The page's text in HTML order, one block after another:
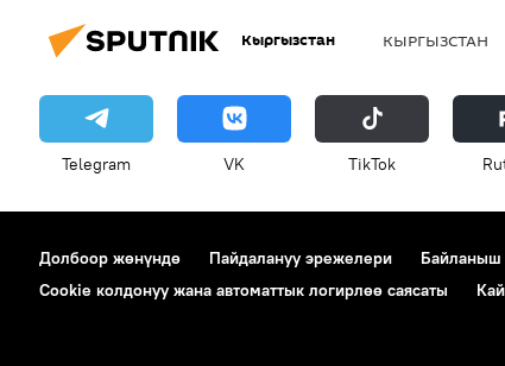
Кыргызстан КЫРГЫЗСТАН
Telegram VK ТikТоk
Долбоор жөнүндө Пайдалануу эрежелери Байланыш
Cookie колдонуу жана автоматтык логирлөө саясаты